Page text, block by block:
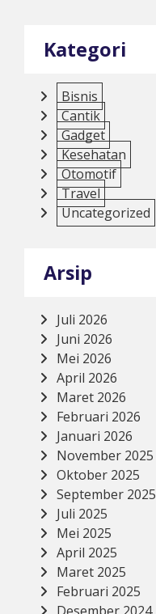
Kategori
Bisnis
Cantik
Gadget
Kesehatan
Otomotif
Travel
Uncategorized
Arsip
Juli 2026
Juni 2026
Mei 2026
April 2026
Maret 2026
Februari 2026
Januari 2026
November 2025
Oktober 2025
September 2025
Juli 2025
Mei 2025
April 2025
Maret 2025
Februari 2025